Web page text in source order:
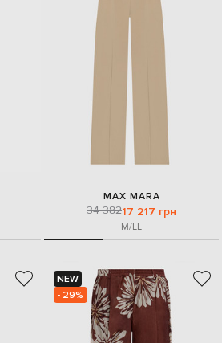
MAX MARA
34 38217 217 грн
M/LL
NEW
- 29%